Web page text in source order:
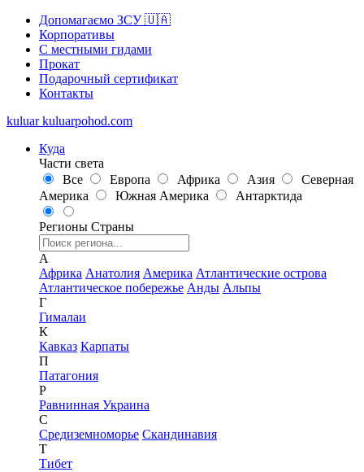
Допомагаємо ЗСУ 🇺🇦
Корпоративы
С местными гидами
Прокат
Подарочный сертификат
Контакты
kuluar kuluarpohod.com
Куда
Части света
Все
Европа Африка Азия
Северная
Америка
Южная Америка Антарктида
Регионы Страны
А
Африка Анатолия Америка Атлантические острова
Атлантическое побережье Анды Альпы
Г
Гималаи
К
Кавказ Карпаты
П
Патагония
Р
Равнинная Украина
С
Средиземноморье Скандинавия
Т
Тибет